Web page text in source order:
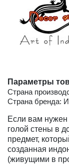
Параметры
Страна
Страна бренда:
Если вам
голой стены в
предмет,
созданная
(живущими в